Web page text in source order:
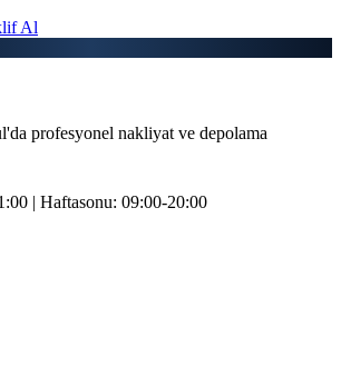
Al
profesyonel nakliyat ve depolama
| Haftasonu: 09:00-20:00